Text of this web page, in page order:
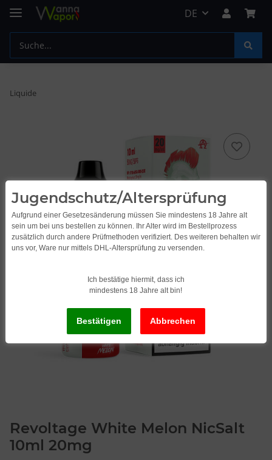
DE
Liquide
Revoltage White Melon NicSalt
10ml 20mg
Jugendschutz/Altersprüfung
Aufgrund einer Gesetzesänderung müssen Sie mindestens 18 Jahre alt
sein um bei uns bestellen zu können. Ihr Alter wird im Bestellprozess
zusätzlich durch andere Prüfmethoden verifiziert. Des weiteren behalten wir
uns vor, Ware nur mittels DHL-Altersprüfung zu versenden.
Ich bestätige hiermit, dass ich
mindestens 18 Jahre alt bin!